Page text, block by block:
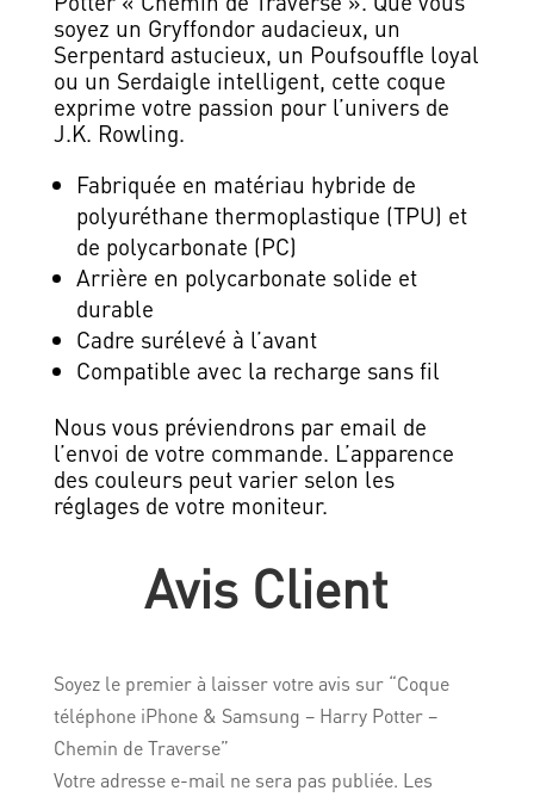
soyez un Gryffondor audacieux, un
Serpentard astucieux, un Poufsouffle loyal
ou un Serdaigle intelligent, cette coque
exprime votre passion pour l’univers de
J.K. Rowling.
Fabriquée en matériau hybride de
polyuréthane thermoplastique (TPU) et
de polycarbonate (PC)
Arrière en polycarbonate solide et
durable
Cadre surélevé à l’avant
Compatible avec la recharge sans fil
Nous vous préviendrons par email de
l’envoi de votre commande. L’apparence
des couleurs peut varier selon les
réglages de votre moniteur.
Avis Client
Soyez le premier à laisser votre avis sur “Coque
téléphone iPhone & Samsung – Harry Potter –
Chemin de Traverse”
Votre adresse e-mail ne sera pas publiée. Les